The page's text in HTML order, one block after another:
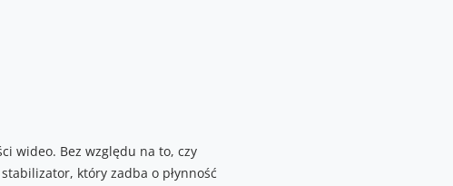
wideo. Bez względu na to, czy
który zadba o płynność